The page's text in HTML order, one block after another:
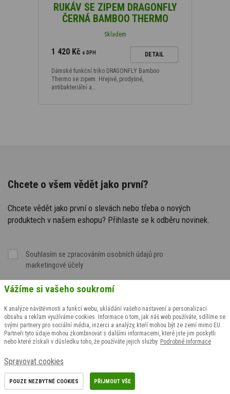
RUKÁV SE ZIPEM DRAGONFLY
ČERNÁ BAMBOO THERMO
Skladem
1 420 Kč s DPH DETAIL
Dámské funkční triko DRAGONFLY Bamboo
Thermo se zipem. Hřejivé, prodyšné,
antibakteriální a…
Chcete o všem vědět jako první?
Chcete vědět jako první o slevách nebo třeba o nových
produktech v našem eshopu? Přihlaste se k odběru novinek.
Souhlasím se zpracováním osobních údajů pro
marketingové účely
Vážíme si vašeho soukromí
K analýze návštěvnosti a funkcí webu, ukládání vašeho nastavení a personalizaci
obsahu a reklam využíváme cookies. Informace o tom, jak náš web používáte, sdílíme se
svými partnery pro sociální média, inzerci a analýzy, kteří mohou být ze zemí mimo EU.
Partneři tyto údaje mohou zkombinovat s dalšími informacemi, které jste jim poskytli
nebo které získali v důsledku toho, že používáte jejich služby. Podrobné informace
Spravovat cookies
POUZE NEZBYTNÉ COOKIES PŘIJMOUT VŠE